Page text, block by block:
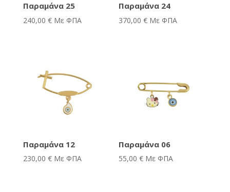
Παραμάνα 25
240,00 € Με ΦΠΑ
Παραμάνα 24
370,00€ Με ΦΠΑ
Παραμάνα 12
230,00 € Με ΦΠΑ
Παραμάνα 06
55,00€ Με ΦΠΑ